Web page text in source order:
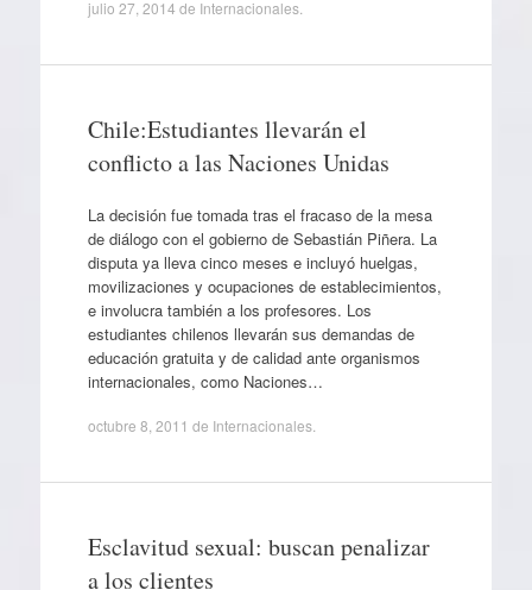
julio 27, 2014 de Internacionales.
Chile:Estudiantes llevarán el
conflicto a las Naciones Unidas
La decisión fue tomada tras el fracaso de la mesa
de diálogo con el gobierno de Sebastián Piñera. La
disputa ya lleva cinco meses e incluyó huelgas,
movilizaciones y ocupaciones de establecimientos,
e involucra también a los profesores. Los
estudiantes chilenos llevarán sus demandas de
educación gratuita y de calidad ante organismos
internacionales, como Naciones…
octubre 8, 2011 de Internacionales.
Esclavitud sexual: buscan penalizar
a los clientes